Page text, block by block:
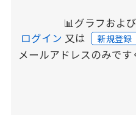
📊グラフおよ
ログイン 又は 新規登録
メールアドレスのみです